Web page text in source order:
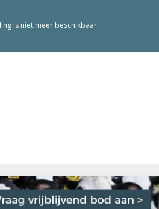
is niet meer beschikbaar.